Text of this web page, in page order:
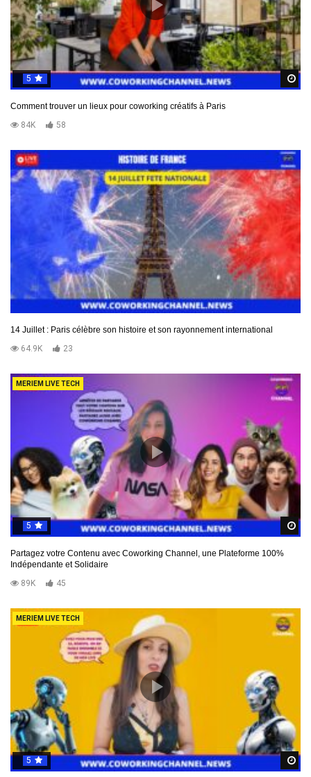
5
Comment trouver un lieux pour coworking créatifs à Paris
84K
58
14 Juillet : Paris célèbre son histoire et son rayonnement international
64.9K
23
MERIEM LIVE TECH
5
Partagez votre Contenu avec Coworking Channel, une Plateforme 100%
Indépendante et Solidaire
89K
45
MERIEM LIVE TECH
5